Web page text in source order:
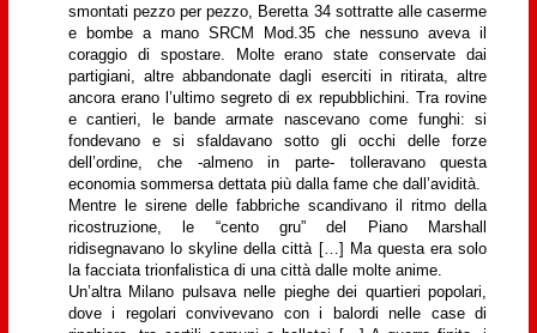
smontati pezzo per pezzo, Beretta 34 sottratte alle caserme
e bombe a mano SRCM Mod.35 che nessuno aveva il
coraggio di spostare. Molte erano state conservate dai
partigiani, altre abbandonate dagli eserciti in ritirata, altre
ancora erano l’ultimo segreto di ex repubblichini. Tra rovine
e cantieri, le bande armate nascevano come funghi: si
fondevano e si sfaldavano sotto gli occhi delle forze
dell’ordine, che -almeno in parte- tolleravano questa
economia sommersa dettata più dalla fame che dall’avidità.
Mentre le sirene delle fabbriche scandivano il ritmo della
ricostruzione, le “cento gru” del Piano Marshall
ridisegnavano lo skyline della città […] Ma questa era solo
la facciata trionfalistica di una città dalle molte anime.
Un’altra Milano pulsava nelle pieghe dei quartieri popolari,
dove i regolari convivevano con i balordi nelle case di